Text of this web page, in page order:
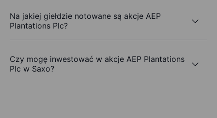
Na jakiej giełdzie notowane są akcje AEP
Plantations Plc?
Czy mogę inwestować w akcje AEP Plantations
Plc w Saxo?